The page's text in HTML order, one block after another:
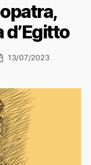
d’Egitto
13/07/2023